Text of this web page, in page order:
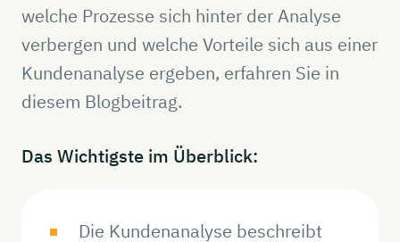
welche Prozesse sich hinter der Analyse
verbergen und welche Vorteile sich aus einer
Kundenanalyse ergeben, erfahren Sie in
diesem Blogbeitrag.
Das Wichtigste im Überblick:
Die Kundenanalyse beschreibt